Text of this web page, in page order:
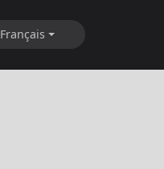
Français